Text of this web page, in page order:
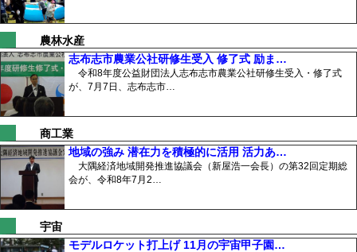
農林水産
志布志市農業公社研修生受入 修了式 励ま…
令和8年度公益財団法人志布志市農業公社研修生受入・修了式
が、7月7日、志布志市…
商工業
地域の強み 潜在力を積極的に活用 活力あ…
大隅経済地域開発推進協議会（新屋浩一会長）の第32回定期総
会が、令和8年7月2…
宇宙
モデルロケット打上げ 11月の宇宙甲子園…